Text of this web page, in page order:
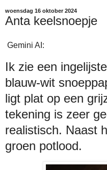
woensdag 16 oktober 2024
Anta keelsnoepje
Gemini AI:
Ik zie een
blauw-wit
ligt plat op een
tekening is zeer
realistisch. Naast
groen potlood.